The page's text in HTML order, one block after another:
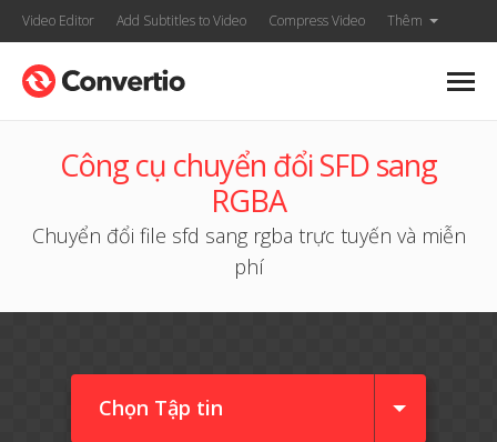
Video Editor Add Subtitles to Video Compress Video Thêm
Công cụ chuyển đổi SFD sang
RGBA
Chuyển đổi file sfd sang rgba trực tuyến và miễn
phí
Chọn Tập tin